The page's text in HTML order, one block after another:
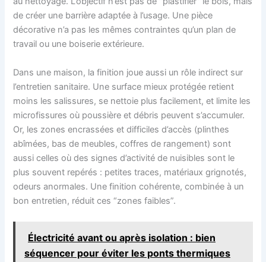
de créer une barrière adaptée à l’usage. Une pièce
décorative n’a pas les mêmes contraintes qu’un plan de
travail ou une boiserie extérieure.
Dans une maison, la finition joue aussi un rôle indirect sur
l’entretien sanitaire. Une surface mieux protégée retient
moins les salissures, se nettoie plus facilement, et limite les
microfissures où poussière et débris peuvent s’accumuler.
Or, les zones encrassées et difficiles d’accès (plinthes
abîmées, bas de meubles, coffres de rangement) sont
aussi celles où des signes d’activité de nuisibles sont le
plus souvent repérés : petites traces, matériaux grignotés,
odeurs anormales. Une finition cohérente, combinée à un
bon entretien, réduit ces “zones faibles”.
Électricité avant ou après isolation : bien
séquencer pour éviter les ponts thermiques